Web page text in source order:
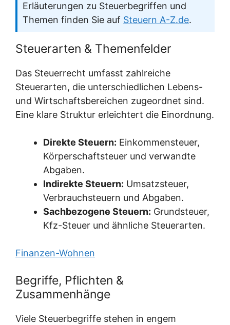
Erläuterungen zu Steuerbegriffen und
Themen finden Sie auf Steuern A-Z.de.
Steuerarten & Themenfelder
Das Steuerrecht umfasst zahlreiche
Steuerarten, die unterschiedlichen Lebens-
und Wirtschaftsbereichen zugeordnet sind.
Eine klare Struktur erleichtert die Einordnung.
Direkte Steuern: Einkommensteuer,
Körperschaftsteuer und verwandte
Abgaben.
Indirekte Steuern: Umsatzsteuer,
Verbrauchsteuern und Abgaben.
Sachbezogene Steuern: Grundsteuer,
Kfz-Steuer und ähnliche Steuerarten.
Finanzen-Wohnen
Begriffe, Pflichten &
Zusammenhänge
Viele Steuerbegriffe stehen in engem